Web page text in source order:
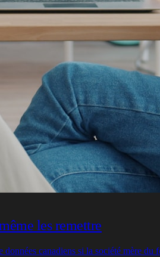
les remettre
canadiens si la société mère